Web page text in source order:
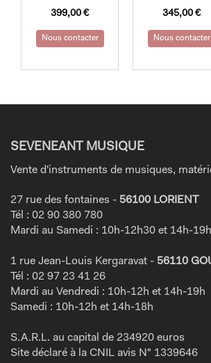
399,00€
Nous contacter
345,00€
Nous contacter
SEVENEANT MUSIQUE
Vente d'instruments de musiques,
27 rue des fontaines - 56100 LORIENT
Tél : 02 90 380 780
Mardi au Samedi : 10h-12h30 et 14h-19h
1 rue Jean-Louis Kergaravat - 56110
Tél : 02 97 23 41 26
Mardi au Vendredi : 10h-12h et 14h-19h
Samedi : 10h-12h et 14h-18h
S.A.R.L. au capital de 234920 euros
Site déclaré à la CNIL avis N° 1339646